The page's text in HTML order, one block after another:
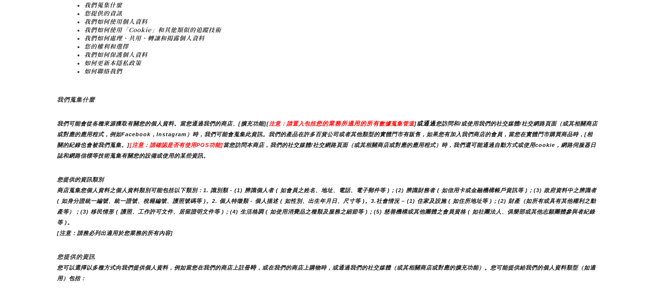
我們蒐集什麼
您提供的資訊
我們如何使用個人資料
我們如何使用「Cookie」和其他類似的追蹤技術
我們如何處理、共用、轉讓和揭露個人資料
您的權利和選擇
我們如何保護個人資料
如何更新本隱私政策
如何聯絡我們
我們蒐集什麼
我們可能會從各種來源獲取有關您的個人資料。當您通過我們的商店、[擴充功能][注意：請置入包括您的業務所適用的所有數據蒐集管道]或通過您訪問和/或使用我們的社交媒體/社交網路頁面（或其相關商店
或對應的應用程式，例如Facebook，Instagram）時，我們可能會蒐集此資訊。我們的產品在許多百貨公司或者其他類型的實體門市有販售，如果您有加入我們商店的會員，當您在實體門市購買商品時，[相
關的紀錄也會被我們蒐集。][注意：請確認是否有使用POS功能]當您訪問本商店，我們的社交媒體/社交網路頁面（或其相關商店或對應的應用程式）時，我們還可能通過自動方式或使用cookie，網路伺服器日
誌和網路信標等技術蒐集有關您的設備或使用的某些資訊。
您提供的資訊類別
商店蒐集您個人資料之個人資料類別可能包括以下類別：1. 識別類 - (1) 辨識個人者 ( 如會員之姓名、地址、電話、電子郵件等 )；(2) 辨識財務者 ( 如信用卡或金融機構帳戶資訊等 )；(3) 政府資料中之辨識者
( 如身分證統一編號、統一證號、稅籍編號、護照號碼等 )。2. 個人特徵類 - 個人描述 ( 如性別、出生年月日、尺寸等 )。3.社會情況 – (1) 住家及設施 ( 如住所地址等 )；(2) 財產（如所有或具有其他權利之動
產等）；(3) 移民情形 ( 護照、工作許可文件、居留證明文件等 )；(4) 生活格調 ( 如使用消費品之種類及服務之細節等 )；(5) 慈善機構或其他團體之會員資格 ( 如社團法人、俱樂部或其他志願團體參與者紀錄
等 )。
[注意：請務必列出適用於您業務的所有內容]
您提供的資訊
您可以選擇以多種方式向我們提供個人資料，例如當您在我們的商店上註冊時，或在我們的商店上購物時，或通過我們的社交媒體（或其相關商店或對應的擴充功能）。您可能提供給我們的個人資料類型（如適
用）包括：